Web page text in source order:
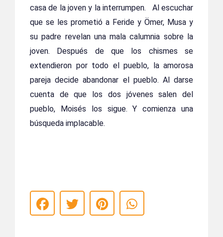
casa de la joven y la interrumpen. Al escuchar
que se les prometió a Feride y Ömer, Musa y
su padre revelan una mala calumnia sobre la
joven. Después de que los chismes se
extendieron por todo el pueblo, la amorosa
pareja decide abandonar el pueblo. Al darse
cuenta de que los dos jóvenes salen del
pueblo, Moisés los sigue. Y comienza una
búsqueda implacable.